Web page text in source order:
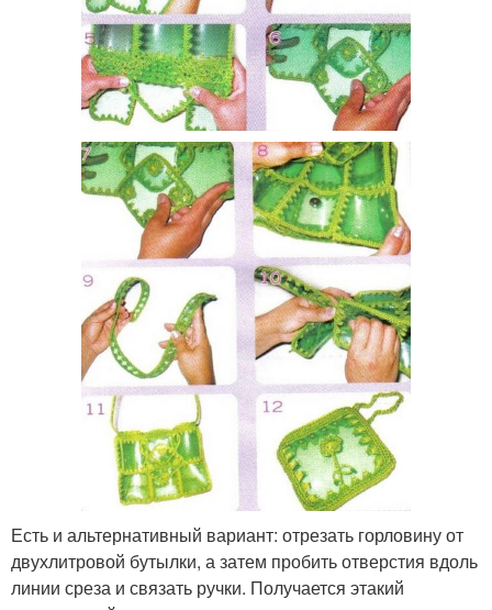
Есть и альтернативный вариант: отрезать горловину от
двухлитровой бутылки, а затем пробить отверстия вдоль
линии среза и связать ручки. Получается этакий